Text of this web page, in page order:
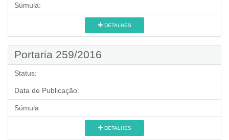
Súmula:
DETALHES
Portaria 259/2016
Status:
Data de Publicação:
Súmula:
DETALHES